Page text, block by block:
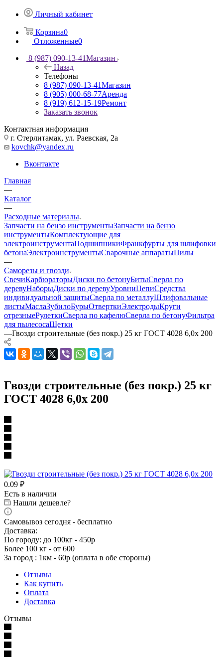
Личный кабинет
Корзина0
Отложенные0
8 (987) 090-13-41Магазин
Назад
Телефоны
8 (987) 090-13-41Магазин
8 (905) 000-68-77Аренда
8 (919) 612-15-19Ремонт
Заказать звонок
Контактная информация
г. Стерлитамак, ул. Раевская, 2а
kovchk@yandex.ru
Вконтакте
Главная
—
Каталог
—
Расходные материалы
Запчасти на бензо инструментыЗапчасти на бензо
инструментыКомплектующие для
электроинструментаПодшипникиФранкфурты для шлифовки
бетонаЭлектроинструментыСварочные аппаратыПилы
—
Саморезы и гвозди
СвечиКарбюраторыДиски по бетонуБитыСверла по
деревуНаборыДиски по деревуУровниЦепиСредства
индивидуальной защитыСверла по металлуШлифовальные
листыМаслаЗубилоБурыОтверткиЭлектродыКруги
отрезныеРулеткиСверла по кафелюСверла по бетонуФильтра
для пылесосаЩетки
—Гвозди строительные (без покр.) 25 кг ГОСТ 4028 6,0х 200
Гвозди строительные (без покр.) 25 кг
ГОСТ 4028 6,0х 200
0.09 ₽
Есть в наличии
Нашли дешевле?
Самовывоз сегодня - бесплатно
Доставка:
По городу: до 100кг - 450р
Более 100 кг - от 600
За город : 1км - 60р (оплата в обе стороны)
Отзывы
Как купить
Оплата
Доставка
Отзывы